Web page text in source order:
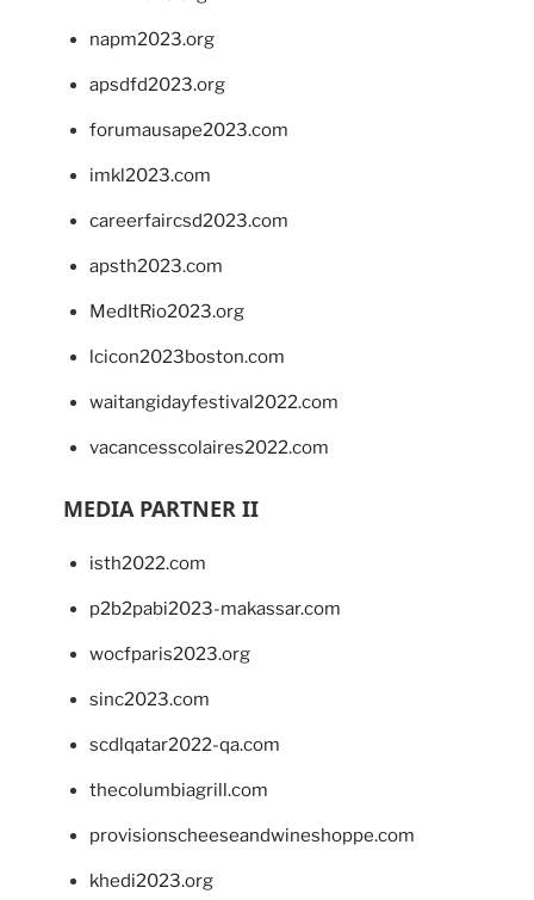
napm2023.org
apsdfd2023.org
forumausape2023.com
imkl2023.com
careerfaircsd2023.com
apsth2023.com
MedItRio2023.org
lcicon2023boston.com
waitangidayfestival2022.com
vacancesscolaires2022.com
MEDIA PARTNER II
isth2022.com
p2b2pabi2023-makassar.com
wocfparis2023.org
sinc2023.com
scdlqatar2022-qa.com
thecolumbiagrill.com
provisionscheeseandwineshoppe.com
khedi2023.org